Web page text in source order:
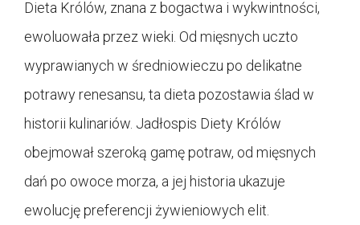
Dieta Królów, znana z bogactwa i wykwintności,
ewoluowała przez wieki. Od mięsnych uczto
wyprawianych w średniowieczu po delikatne
potrawy renesansu, ta dieta pozostawia ślad w
historii kulinariów. Jadłospis Diety Królów
obejmował szeroką gamę potraw, od mięsnych
dań po owoce morza, a jej historia ukazuje
ewolucję preferencji żywieniowych elit.